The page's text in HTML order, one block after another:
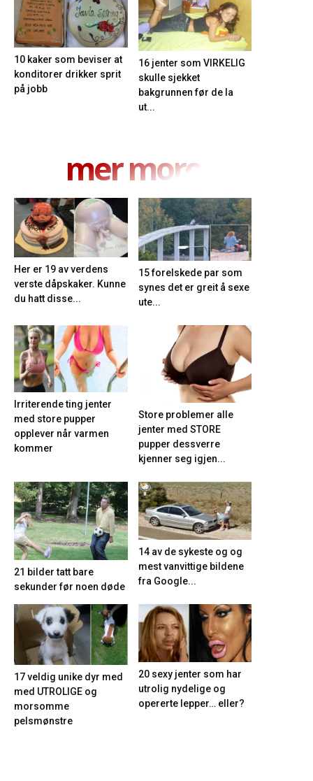
10 kaker som beviser at
konditorer drikker sprit
på jobb
16 jenter som VIRKELIG
skulle sjekket
bakgrunnen før de la
ut...
mer moro
Her er 19 av verdens
verste dåpskaker. Kunne
du hatt disse...
15 forelskede par som
synes det er greit å sexe
ute...
Irriterende ting jenter
med store pupper
opplever når varmen
kommer
Store problemer alle
jenter med STORE
pupper dessverre
kjenner seg igjen...
21 bilder tatt bare
sekunder før noen døde
14 av de sykeste og og
mest vanvittige bildene
fra Google...
17 veldig unike dyr med
med UTROLIGE og
morsomme
pelsmønstre
20 sexy jenter som har
utrolig nydelige og
opererte lepper… eller?